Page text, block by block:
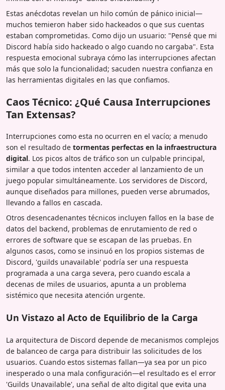
Estas anécdotas revelan un hilo común de pánico inicial—
muchos temieron haber sido hackeados o que sus cuentas
estaban comprometidas. Como dijo un usuario: "Pensé que mi
Discord había sido hackeado o algo cuando no cargaba". Esta
respuesta emocional subraya cómo las interrupciones afectan
más que solo la funcionalidad; sacuden nuestra confianza en
las herramientas digitales en las que confiamos.
Caos Técnico: ¿Qué Causa Interrupciones
Tan Extensas?
Interrupciones como esta no ocurren en el vacío; a menudo
son el resultado de tormentas perfectas en la infraestructura
digital. Los picos altos de tráfico son un culpable principal,
similar a que todos intenten acceder al lanzamiento de un
juego popular simultáneamente. Los servidores de Discord,
aunque diseñados para millones, pueden verse abrumados,
llevando a fallos en cascada.
Otros desencadenantes técnicos incluyen fallos en la base de
datos del backend, problemas de enrutamiento de red o
errores de software que se escapan de las pruebas. En
algunos casos, como se insinuó en los propios sistemas de
Discord, 'guilds unavailable' podría ser una respuesta
programada a una carga severa, pero cuando escala a
decenas de miles de usuarios, apunta a un problema
sistémico que necesita atención urgente.
Un Vistazo al Acto de Equilibrio de la Carga
La arquitectura de Discord depende de mecanismos complejos
de balanceo de carga para distribuir las solicitudes de los
usuarios. Cuando estos sistemas fallan—ya sea por un pico
inesperado o una mala configuración—el resultado es el error
'Guilds Unavailable', una señal de alto digital que evita una